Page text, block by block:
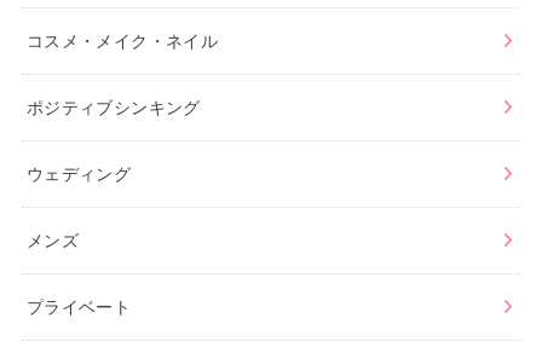
コスメ・メイク・ネイル
ポジティブシンキング
ウェディング
メンズ
プライベート